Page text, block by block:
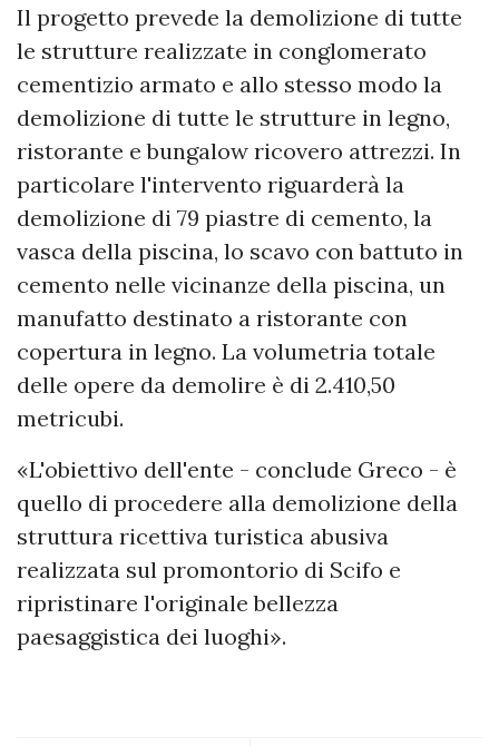
Il progetto prevede la demolizione di tutte
le strutture realizzate in conglomerato
cementizio armato e allo stesso modo la
demolizione di tutte le strutture in legno,
ristorante e bungalow ricovero attrezzi. In
particolare l'intervento riguarderà la
demolizione di 79 piastre di cemento, la
vasca della piscina, lo scavo con battuto in
cemento nelle vicinanze della piscina, un
manufatto destinato a ristorante con
copertura in legno. La volumetria totale
delle opere da demolire è di 2.410,50
metricubi.
«L'obiettivo dell'ente - conclude Greco - è
quello di procedere alla demolizione della
struttura ricettiva turistica abusiva
realizzata sul promontorio di Scifo e
ripristinare l'originale bellezza
paesaggistica dei luoghi».